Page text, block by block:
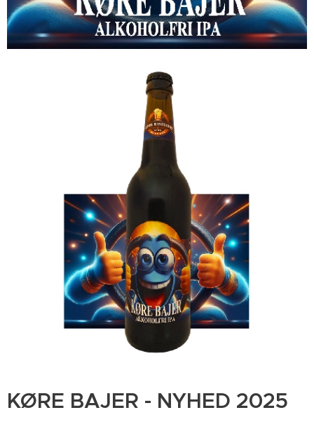
KØRE BAJER - NYHED 2025